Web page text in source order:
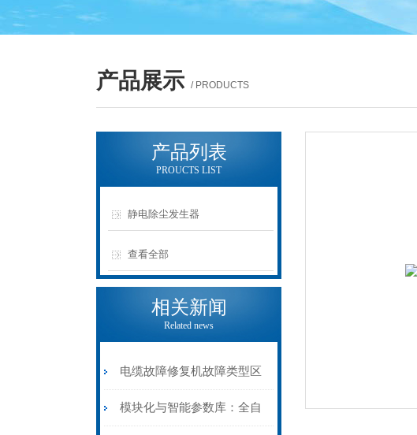
产品展示 / PRODUCTS
产品列表
PROUCTS LIST
静电除尘发生器
查看全部
相关新闻
Related news
电缆故障修复机故障类型区
分指南：从“绝缘电
模块化与智能参数库：全自